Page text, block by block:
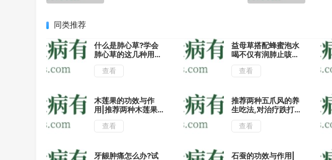
同类推荐
什么是肺心草?学会
肺心草的这几种用法
治疗月经不调有很好
的作用!
查看
益母草搭配蜂蜜泡水
喝不仅有润肺止咳的
功效,还能帮助肝脏
解毒哦!
查看
木莲果的功效与作
用|推荐两种木莲果
的吃法有止咳消肿的
功效!
查看
推荐两种五爪风的养
生吃法,对治疗跌打
损伤有很好的疗效!
查看
牙龈肿痛怎么办?试 石蚕的功效与作用|